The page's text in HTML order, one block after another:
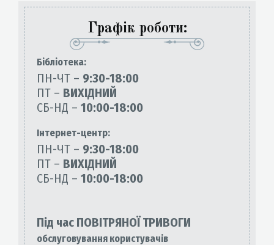
Графік роботи:
Бiблiотека:
ПН-ЧТ – 9:30-18:00
ПТ – ВИХІДНИЙ
СБ-НД – 10:00-18:00
Інтернет-центр:
ПН-ЧТ – 9:30-18:00
ПТ – ВИХІДНИЙ
СБ-НД – 10:00-18:00
Під час ПОВІТРЯНОЇ ТРИВОГИ
обслуговування користувачів